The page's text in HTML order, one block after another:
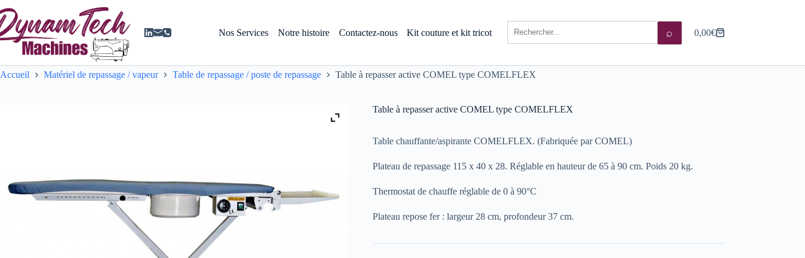
au
contenu
Nos Services Notre histoire Contactez-nous Kit couture et kit tricot ⌕
Panier
0,00€
Accueil Matériel de repassage / vapeur Table de repassage / poste de repassage Table à repasser active COMEL type COMELFLEX
Table à repasser active COMEL type COMELFLEX
Table chauffante/aspirante COMELFLEX. (Fabriquée par COMEL)
Plateau de repassage 115 x 40 x 28. Réglable en hauteur de 65 à 90 cm. Poids 20 kg.
Thermostat de chauffe réglable de 0 à 90°C
Plateau repose fer : largeur 28 cm, profondeur 37 cm.